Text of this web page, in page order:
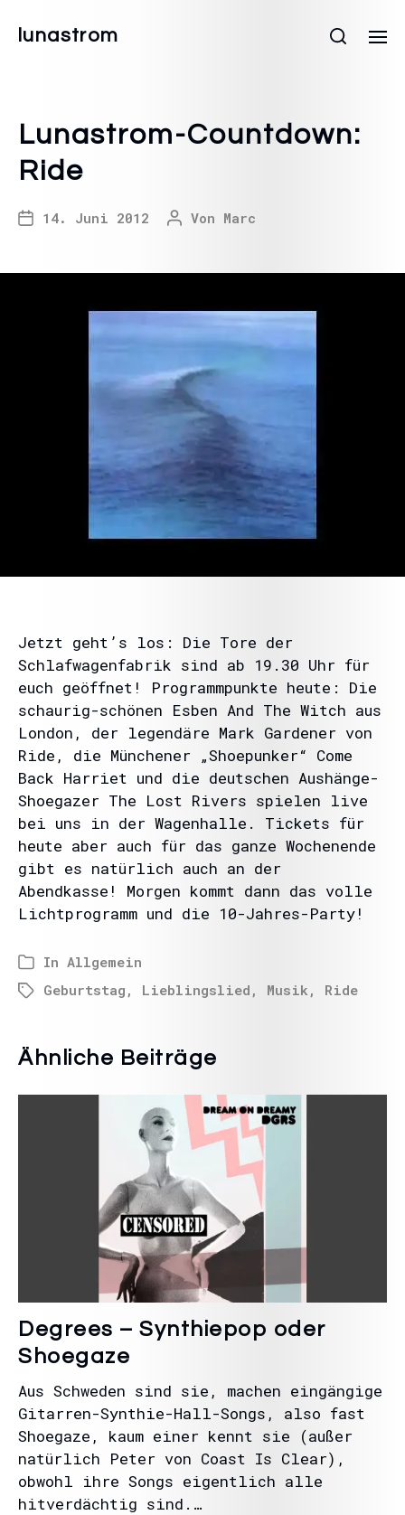
lunastrom
Lunastrom-Countdown:
Ride
14. Juni 2012 Von Marc
Jetzt geht’s los: Die Tore der
Schlafwagenfabrik sind ab 19.30 Uhr für
euch geöffnet! Programmpunkte heute: Die
schaurig-schönen Esben And The Witch aus
London, der legendäre Mark Gardener von
Ride, die Münchener „Shoepunker“ Come
Back Harriet und die deutschen Aushänge-
Shoegazer The Lost Rivers spielen live
bei uns in der Wagenhalle. Tickets für
heute aber auch für das ganze Wochenende
gibt es natürlich auch an der
Abendkasse! Morgen kommt dann das volle
Lichtprogramm und die 10-Jahres-Party!
In Allgemein
Geburtstag , Lieblingslied , Musik , Ride
Ähnliche Beiträge
Degrees – Synthiepop oder
Shoegaze
Aus Schweden sind sie, machen eingängige
Gitarren-Synthie-Hall-Songs, also fast
Shoegaze, kaum einer kennt sie (außer
natürlich Peter von Coast Is Clear),
obwohl ihre Songs eigentlich alle
hitverdächtig sind.…